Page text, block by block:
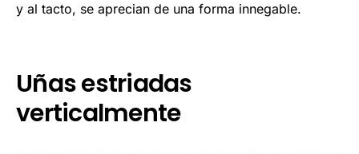
y al tacto, se aprecian de una forma innegable.
Uñas estriadas
verticalmente